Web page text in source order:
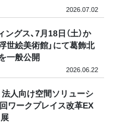
2026.07.02
グス、7月18日（土）か
世絵美術館」にて葛飾北
一般公開
2026.06.22
法人向け空間ソリューシ
ワークプレイス改革EX